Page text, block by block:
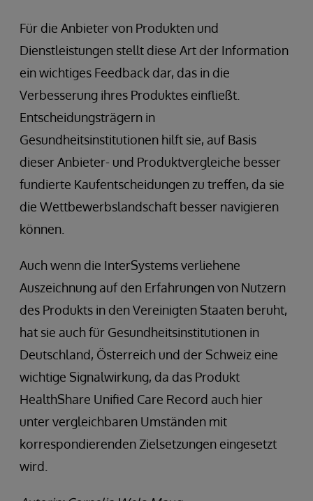
Für die Anbieter von Produkten und
Dienstleistungen stellt diese Art der Information
ein wichtiges Feedback dar, das in die
Verbesserung ihres Produktes einfließt.
Entscheidungsträgern in
Gesundheitsinstitutionen hilft sie, auf Basis
dieser Anbieter- und Produktvergleiche besser
fundierte Kaufentscheidungen zu treffen, da sie
die Wettbewerbslandschaft besser navigieren
können.
Auch wenn die InterSystems verliehene
Auszeichnung auf den Erfahrungen von Nutzern
des Produkts in den Vereinigten Staaten beruht,
hat sie auch für Gesundheitsinstitutionen in
Deutschland, Österreich und der Schweiz eine
wichtige Signalwirkung, da das Produkt
HealthShare Unified Care Record auch hier
unter vergleichbaren Umständen mit
korrespondierenden Zielsetzungen eingesetzt
wird.